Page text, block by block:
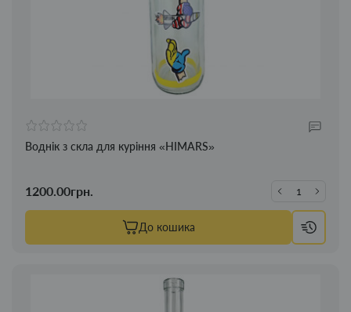
Воднік з скла для куріння «HIMARS»
1200.00грн.
До кошика